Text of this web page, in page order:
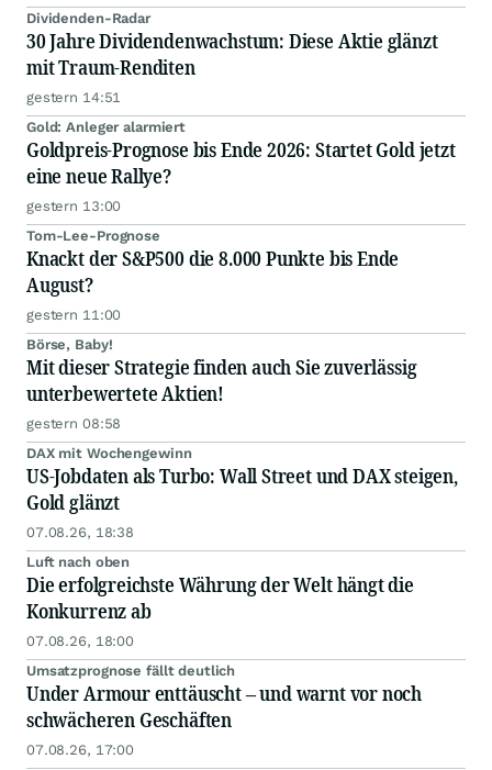
Dividenden-Radar
30 Jahre Dividendenwachstum: Diese Aktie glänzt
mit Traum-Renditen
gestern 14:51
Gold: Anleger alarmiert
Goldpreis-Prognose bis Ende 2026: Startet Gold jetzt
eine neue Rallye?
gestern 13:00
Tom-Lee-Prognose
Knackt der S&P500 die 8.000 Punkte bis Ende
August?
gestern 11:00
Börse, Baby!
Mit dieser Strategie finden auch Sie zuverlässig
unterbewertete Aktien!
gestern 08:58
DAX mit Wochengewinn
US-Jobdaten als Turbo: Wall Street und DAX steigen,
Gold glänzt
07.08.26, 18:38
Luft nach oben
Die erfolgreichste Währung der Welt hängt die
Konkurrenz ab
07.08.26, 18:00
Umsatzprognose fällt deutlich
Under Armour enttäuscht – und warnt vor noch
schwächeren Geschäften
07.08.26, 17:00